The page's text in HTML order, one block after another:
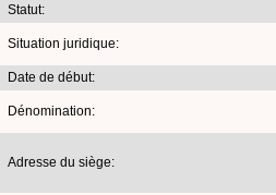
Statut:
Situation juridique:
Date de début:
Dénomination:
Adresse du siège: